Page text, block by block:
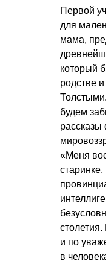
Первой
для
мама,
который
родстве
будем
«Меня
и по
в